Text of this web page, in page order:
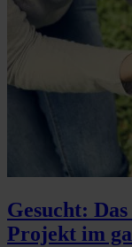
Gesucht:
Projekt im